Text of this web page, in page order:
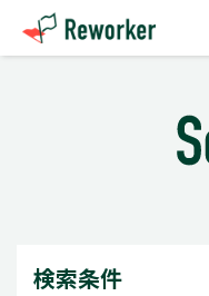
検索条件